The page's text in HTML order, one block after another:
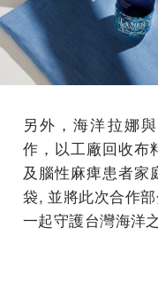
另外，海洋拉娜
作，以工廠回收布
及腦性麻痺患者家
袋, 並將此次合作
一起守護台灣海洋之